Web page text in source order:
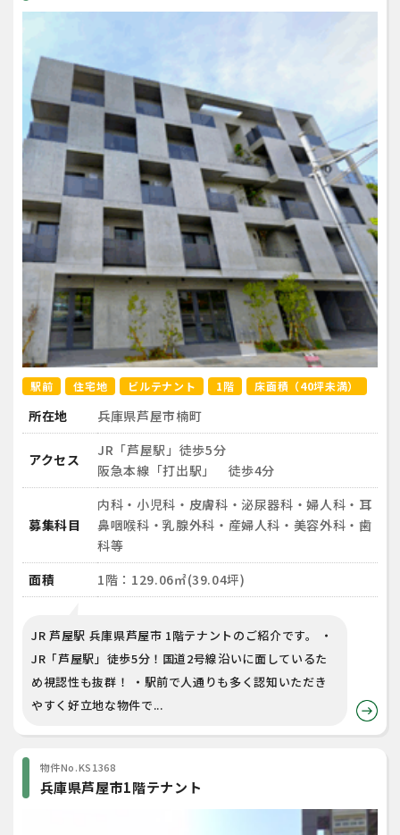
駅前 住宅地 ビルテナント 1階 床面積（40坪未満）
所在地 兵庫県芦屋市楠町
アクセス
JR「芦屋駅」徒歩5分
阪急本線「打出駅」 徒歩4分
募集科目
内科・小児科・皮膚科・泌尿器科・婦人科・耳
鼻咽喉科・乳腺外科・産婦人科・美容外科・歯
科等
面積
1階：129.06㎡(39.04坪)
JR 芦屋駅 兵庫県芦屋市 1階テナントのご紹介です。 ・
JR「芦屋駅」徒歩5分！国道2号線沿いに面しているた
め視認性も抜群！ ・駅前で人通りも多く認知いただき
やすく好立地な物件で...
物件No.KS1368
兵庫県芦屋市1階テナント